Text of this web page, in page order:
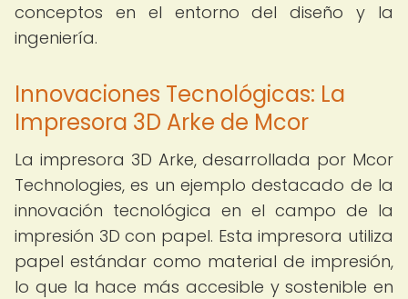
conceptos en el entorno del diseño y la
ingeniería.
Innovaciones Tecnológicas: La
Impresora 3D Arke de Mcor
La impresora 3D Arke, desarrollada por Mcor
Technologies, es un ejemplo destacado de la
innovación tecnológica en el campo de la
impresión 3D con papel. Esta impresora utiliza
papel estándar como material de impresión,
lo que la hace más accesible y sostenible en